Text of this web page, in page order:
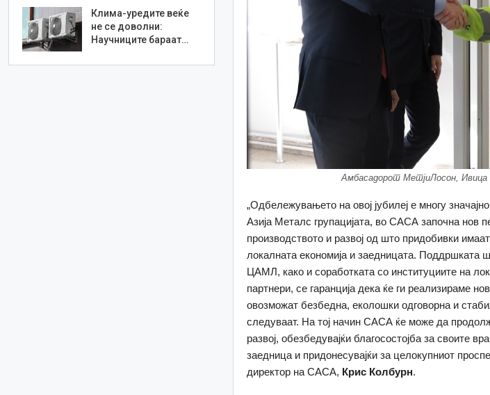
Амбасадорот МетјиЛосон, Ивица
„Одбележувањето на овој јубилеј е многу
Азија Металс групацијата, во САСА започна нов
производството и развој од што придобивки
локалната економија и заедницата. Поддршката
ЦАМЛ, како и соработката со институциите на
партнери, се гаранција дека ќе ги реализираме
овозможат безбедна, еколошки одговорна и
следуваат. На тој начин САСА ќе може да
развој, обезбедувајќи благосостојба за своите
заедница и придонесувајќи за целокупниот
директор на САСА, Крис Колбурн.
Клима-уредите веќе
не се доволни:
Научниците бараат…